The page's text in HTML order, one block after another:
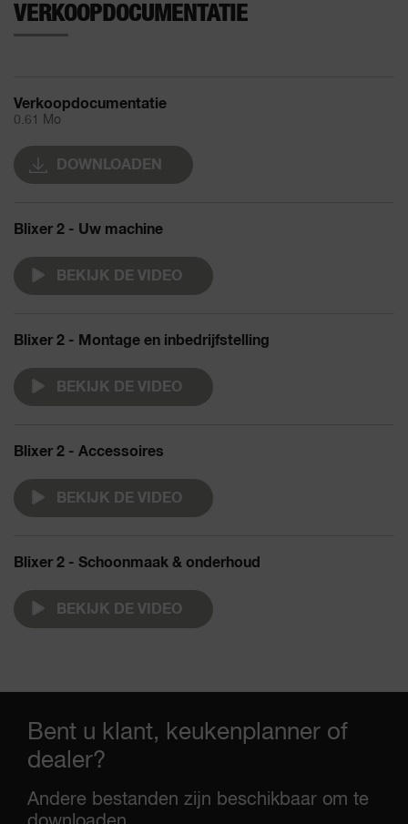
VERKOOPDOCUMENTATIE
Verkoopdocumentatie
0.61 Mo
DOWNLOADEN
Blixer 2 - Uw machine
BEKIJK DE VIDEO
Blixer 2 - Montage en inbedrijfstelling
BEKIJK DE VIDEO
Blixer 2 - Accessoires
BEKIJK DE VIDEO
Blixer 2 - Schoonmaak & onderhoud
BEKIJK DE VIDEO
Bent u klant, keukenplanner of
dealer?
Andere bestanden zijn beschikbaar om te